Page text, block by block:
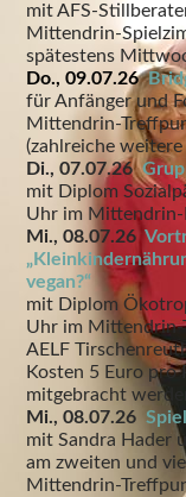
mit AFS-
Mittendrin-
spätestens
Do., 09.07.26
für Anfänger und
Mittendrin-
(zahlreiche
Di., 07.07.26
mit Diplom
Uhr im Mittendrin-
Mi., 08.07.26
vegan?“
mit Diplom
Uhr im
AELF
Kosten 5 Euro pro
mitgebracht
Mi., 08.07.26
mit Sandra Hader
am zweiten und
Mittendrin-